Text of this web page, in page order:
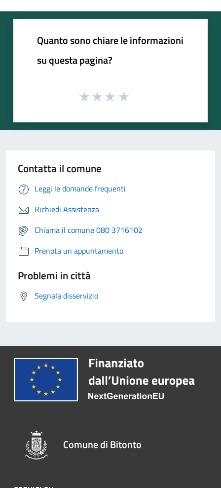
Quanto sono chiare le informazioni
su questa pagina?
Contatta il comune
Leggi le domande frequenti
Richiedi Assistenza
Chiama il comune 080 3716102
Prenota un appuntamento
Problemi in città
Segnala disservizio
Comune di Bitonto